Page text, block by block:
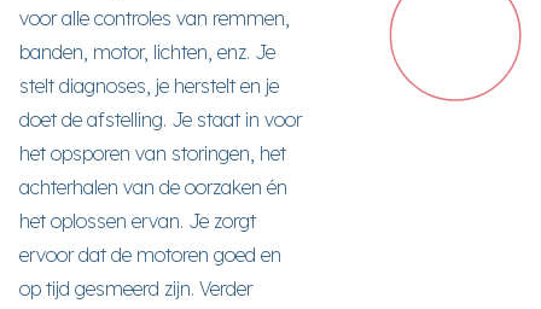
voor alle controles van remmen,
banden, motor, lichten, enz. Je
stelt diagnoses, je herstelt en je
doet de afstelling. Je staat in voor
het opsporen van storingen, het
achterhalen van de oorzaken én
het oplossen ervan. Je zorgt
ervoor dat de motoren goed en
op tijd gesmeerd zijn. Verder